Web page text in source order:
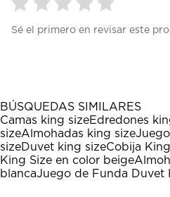
para
1
estrella
Esta
acción
abrirá
el
formulario
para
estrellas.
Esta
acción
abrirá
el
formulario
para
estrellas.
Esta
acción
abrirá
el
formulario
para
estrellas.
Esta
acción
abrirá
el
formulario
para
estrellas.
Esta
acción
abrirá
el
formulario
Sé el primero en revisar este
BÚSQUEDAS SIMILARES
Camas king sizeEdredones
sizeAlmohadas king size
sizeDuvet king sizeCobija
King Size en color beige
blancaJuego de Funda Duvet